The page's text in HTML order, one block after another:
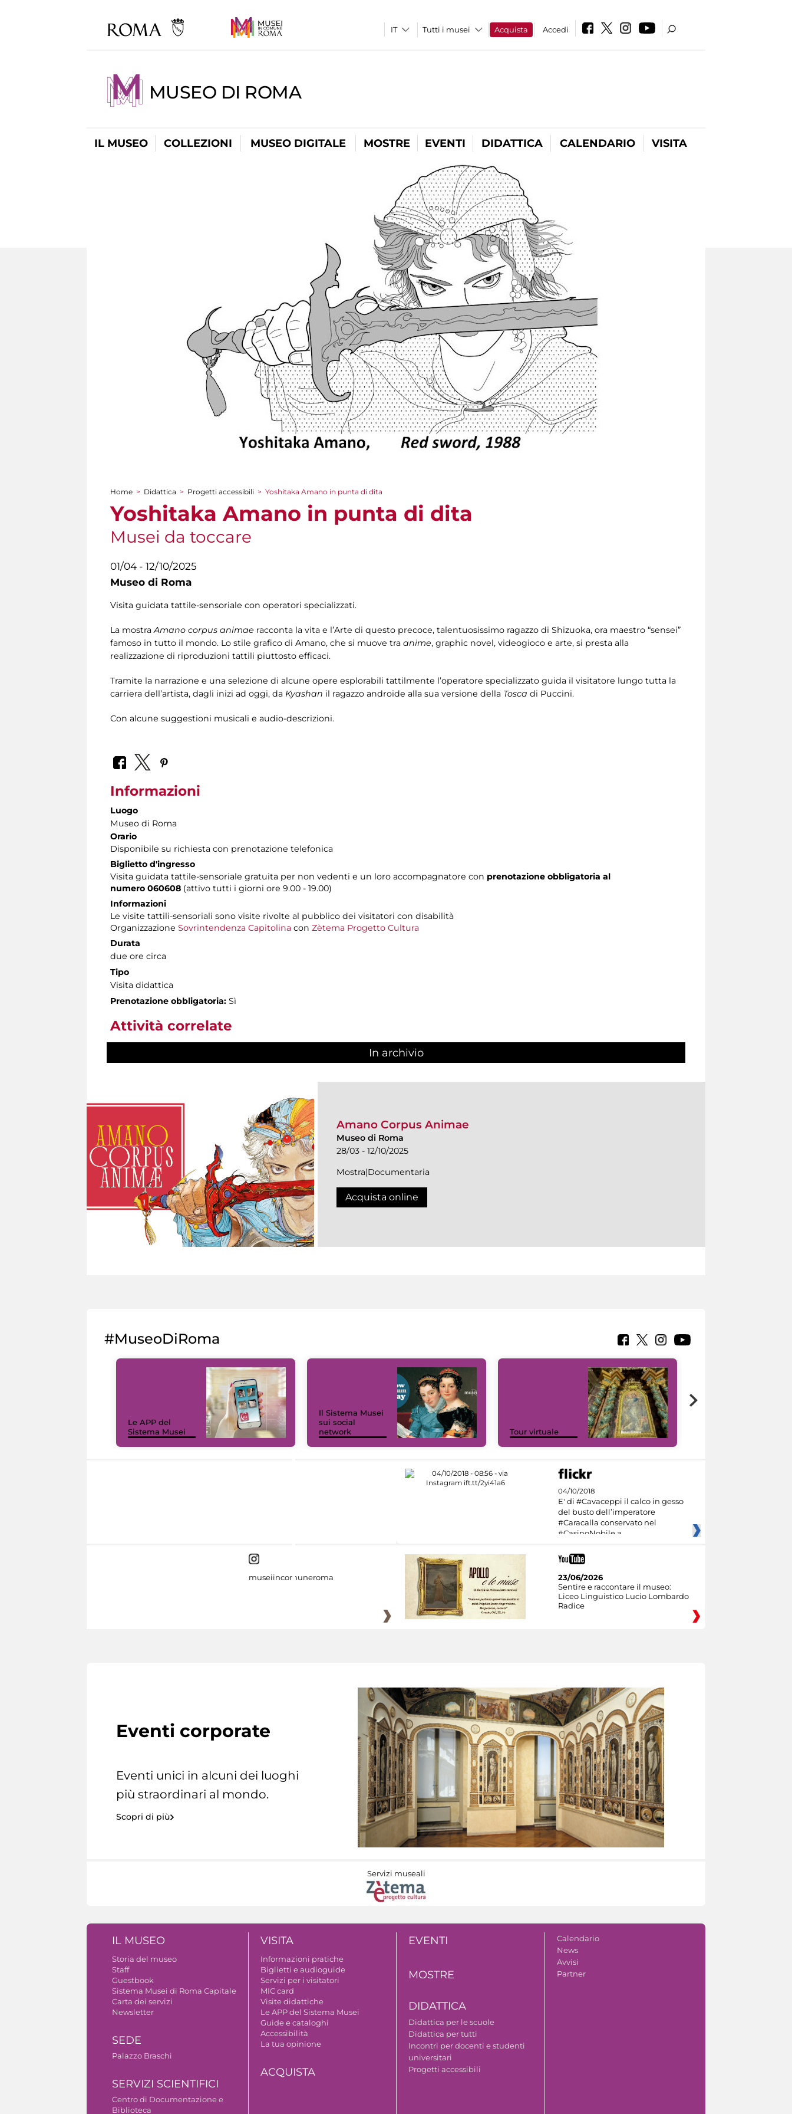
Tutti i musei Acquista Accedi
MUSEO DI ROMA
IL MUSEO COLLEZIONI MUSEO DIGITALE MOSTRE EVENTI DIDATTICA CALENDARIO VISITA
Tu sei qui
Home > Didattica > Progetti accessibili > Yoshitaka Amano in punta di dita
Yoshitaka Amano in punta di dita
Musei da toccare
01/04 - 12/10/2025
Museo di Roma
Visita guidata tattile-sensoriale con operatori specializzati.
La mostraAmano corpus animae racconta la vita e l’Arte di questo precoce, talentuosissimo ragazzo di Shizuoka, ora maestro “sensei”
famoso in tutto il mondo. Lo stile grafico di Amano, che si muove tra anime, graphic novel, videogioco e arte, si presta alla
realizzazione di riproduzioni tattili piuttosto efficaci.
Tramite la narrazione e una selezione di alcune opere esplorabili tattilmente l’operatore specializzato guida il visitatore lungo tutta la
carriera dell’artista, dagli inizi ad oggi, da Kyashan il ragazzo androide alla sua versione della Tosca di Puccini.
Con alcune suggestioni musicali e audio-descrizioni.
Informazioni
Luogo
Museo di Roma
Orario
Disponibile su richiesta con prenotazione telefonica
Biglietto d'ingresso
Visita guidata tattile-sensoriale gratuita per non vedenti e un loro accompagnatore con prenotazione obbligatoria al
numero 060608 (attivo tutti i giorni ore 9.00 - 19.00)
Informazioni
Le visite tattili-sensoriali sono visite rivolte al pubblico dei visitatori con disabilità
Organizzazione Sovrintendenza Capitolina con Zètema Progetto Cultura
Durata
due ore circa
Tipo
Visita didattica
Prenotazione obbligatoria: Sì
Attività correlate
In archivio
Amano Corpus Animae
Museo di Roma
28/03 - 12/10/2025
Mostra|Documentaria
Acquista online
#MuseoDiRoma
Le APP del
Sistema Musei
Il Sistema Musei
sui social
network
Tour virtuale
04/10/2018
E' di #Cavaceppi il calco in gesso
del busto dell’imperatore
#Caracalla conservato nel
#CasinoNobile a
museiincomuneroma
23/06/2026
Sentire e raccontare il museo:
Liceo Linguistico Lucio Lombardo
Radice
Eventi corporate
Eventi unici in alcuni dei luoghi
più straordinari al mondo.
Scopri di più
Servizi museali
IL MUSEO
Storia del museo
Staff
Guestbook
Sistema Musei di Roma Capitale
Carta dei servizi
Newsletter
SEDE
Palazzo Braschi
SERVIZI SCIENTIFICI
Centro di Documentazione e
Biblioteca
VISITA
Informazioni pratiche
Biglietti e audioguide
Servizi per i visitatori
MIC card
Visite didattiche
Le APP del Sistema Musei
Guide e cataloghi
Accessibilità
La tua opinione
ACQUISTA
EVENTI
MOSTRE
DIDATTICA
Didattica per le scuole
Didattica per tutti
Incontri per docenti e studenti
universitari
Progetti accessibili
Calendario
News
Avvisi
Partner